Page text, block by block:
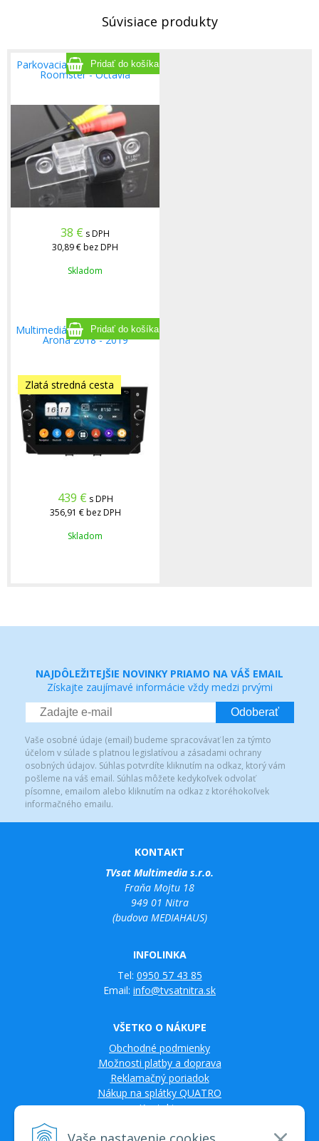
Súvisiace produkty
Parkovacia kamera pre Škoda
Roomster - Octavia
38 € s DPH
30,89 €bez DPH
Skladom
Multimediálne rádio Seat Ibiza
Arona 2018 - 2019
Zlatá stredná cesta
439 € s DPH
356,91 € bez DPH
Skladom
NAJDÔLEŽITEJŠIE NOVINKY PRIAMO NA VÁŠ EMAIL
Získajte zaujímavé informácie vždy medzi prvými
Odoberať
Vaše osobné údaje (email) budeme spracovávať len za týmto
účelom v súlade s platnou legislatívou a zásadami ochrany
osobných údajov. Súhlas potvrdíte kliknutím na odkaz, ktorý vám
pošleme na váš email. Súhlas môžete kedykoľvek odvolať
písomne, emailom alebo kliknutím na odkaz z ktoréhokoľvek
informačného emailu.
KONTAKT
TVsat Multimedia s.r.o.
Fraňa Mojtu 18
949 01 Nitra
(budova MEDIAHAUS)
INFOLINKA
Tel: 0950 57 43 85
Email: info@tvsatnitra.sk
VŠETKO O NÁKUPE
Obchodné podmienky
Možnosti platby a doprava
Reklamačný poriadok
Nákup na splátky QUATRO
Kontakty